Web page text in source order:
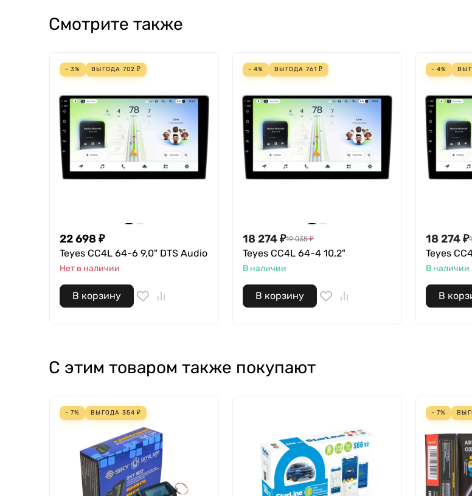
Смотрите также
- 3% ВЫГОДА 702 ₽
22 698 ₽
Teyes CC4L 64-6 9,0" DTS Audio
Нет в наличии
В корзину
- 4% ВЫГОДА 761 ₽
18 274₽19 035 ₽
Teyes CC4L 64-4 10,2"
В наличии
В корзину
- 4%
18 274₽
Teyes
В наличии
В
С этим товаром также покупают
- 7% ВЫГОДА 354 ₽ - 7%